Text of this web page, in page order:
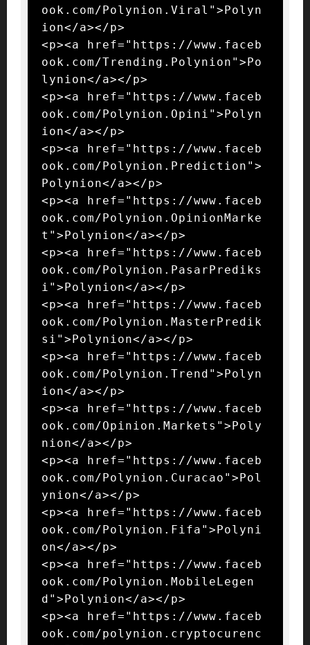
ook.com/Polynion.Viral">Polyn
ion</a></p>
<p><a href="https://www.faceb
ook.com/Trending.Polynion">Po
lynion</a></p>
<p><a href="https://www.faceb
ook.com/Polynion.Opini">Polyn
ion</a></p>
<p><a href="https://www.faceb
ook.com/Polynion.Prediction">
Polynion</a></p>
<p><a href="https://www.faceb
ook.com/Polynion.OpinionMarke
t">Polynion</a></p>
<p><a href="https://www.faceb
ook.com/Polynion.PasarPrediks
i">Polynion</a></p>
<p><a href="https://www.faceb
ook.com/Polynion.MasterPredik
si">Polynion</a></p>
<p><a href="https://www.faceb
ook.com/Polynion.Trend">Polyn
ion</a></p>
<p><a href="https://www.faceb
ook.com/Opinion.Markets">Poly
nion</a></p>
<p><a href="https://www.faceb
ook.com/Polynion.Curacao">Pol
ynion</a></p>
<p><a href="https://www.faceb
ook.com/Polynion.Fifa">Polyni
on</a></p>
<p><a href="https://www.faceb
ook.com/Polynion.MobileLegen
d">Polynion</a></p>
<p><a href="https://www.faceb
ook.com/polynion.cryptocurenc